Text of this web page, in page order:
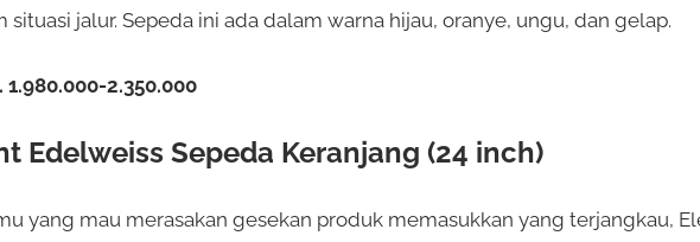
situasi jalur. Sepeda ini ada dalam warna hijau, oranye, ungu, dan gelap.
1.980.000-2.350.000
Edelweiss Sepeda Keranjang (24 inch)
yang mau merasakan gesekan produk memasukkan yang terjangkau,